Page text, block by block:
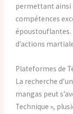
permettant ainsi
compétences
époustouflantes.
d’actions
Plateformes de
La recherche
mangas peut
Technique »,